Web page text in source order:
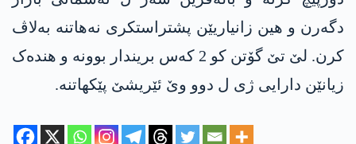
دگەرن و ھین زانیاریێن پشتراستکری نەھاتنە بەلاڤ
کرن. لێ تێ گۆتن کو 2 کەس بریندار بوونە و ھندەک
زیانێن دارایی ژی ل دوو وێ ئێریشێ پێکھاتنە.